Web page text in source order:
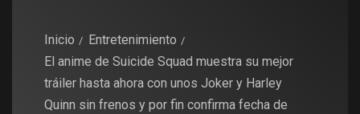
Inicio
Entretenimiento
El anime de Suicide Squad muestra su mejor
tráiler hasta ahora con unos Joker y Harley
Quinn sin frenos y por fin confirma fecha de